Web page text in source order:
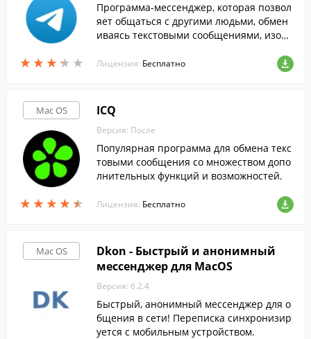
★ ★ ★ ★ ★
★ ★ ★ ★ ★
Программа-мессенджер, которая позвол
яет общаться с другими людьми, обмен
иваясь текстовыми сообщениями, изобр
Лицензия: Бесплатно
Mac OS
★ ★ ★ ★ ★
★ ★ ★ ★ ★
ICQ
Версия: После
Популярная программа для обмена текс
товыми сообщения со множеством допо
лнительных функций и возможностей.
Лицензия: Бесплатно
Mac OS
Dkon - Быстрый и анонимный
мессенджер для MacOS
Версия: 6.2.4
Быстрый, анонимный мессенджер для о
бщения в сети! Переписка синхронизир
уется с мобильным устройством.